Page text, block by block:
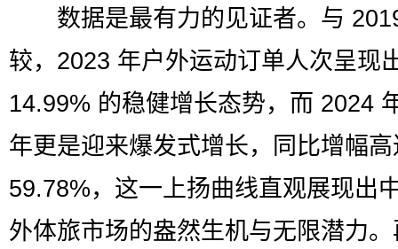
数据是最有力的见证者。与
较，2023 年户外运动订单人次呈现
14.99% 的稳健增长态势，而 2024
年更是迎来爆发式增长，同比增幅高
59.78%，这一上扬曲线直观展现出
外体旅市场的盎然生机与无限潜力